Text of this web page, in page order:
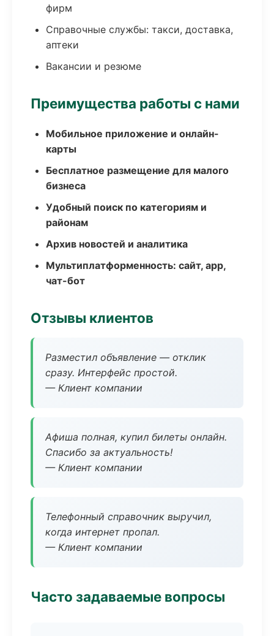
фирм
Справочные службы: такси, доставка,
аптеки
Вакансии и резюме
Преимущества работы с нами
Мобильное приложение и онлайн-
карты
Бесплатное размещение для малого
бизнеса
Удобный поиск по категориям и
районам
Архив новостей и аналитика
Мультиплатформенность: сайт, app,
чат-бот
Отзывы клиентов
Разместил объявление — отклик
сразу. Интерфейс простой.
— Клиент компании
Афиша полная, купил билеты онлайн.
Спасибо за актуальность!
— Клиент компании
Телефонный справочник выручил,
когда интернет пропал.
— Клиент компании
Часто задаваемые вопросы